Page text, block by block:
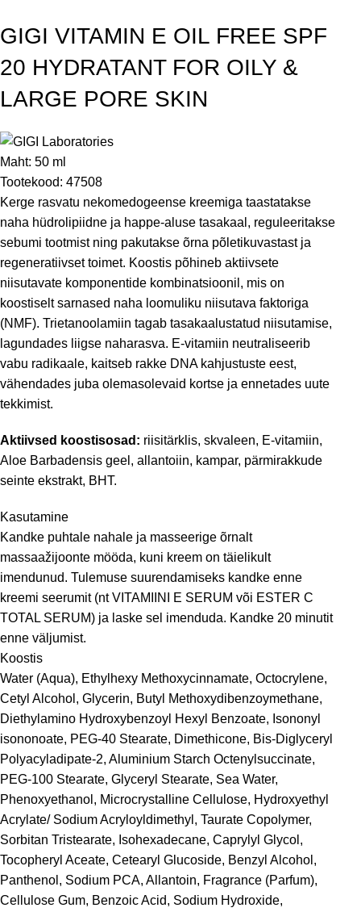
GIGI VITAMIN E OIL FREE SPF
20 HYDRATANT FOR OILY &
LARGE PORE SKIN
Maht: 50 ml
Tootekood:47508
Kerge rasvatu nekomedogeense kreemiga taastatakse
naha hüdrolipiidne ja happe-aluse tasakaal, reguleeritakse
sebumi tootmist ning pakutakse õrna põletikuvastast ja
regeneratiivset toimet. Koostis põhineb aktiivsete
niisutavate komponentide kombinatsioonil, mis on
koostiselt sarnased naha loomuliku niisutava faktoriga
(NMF). Trietanoolamiin tagab tasakaalustatud niisutamise,
lagundades liigse naharasva. E-vitamiin neutraliseerib
vabu radikaale, kaitseb rakke DNA kahjustuste eest,
vähendades juba olemasolevaid kortse ja ennetades uute
tekkimist.
Aktiivsed koostisosad: riisitärklis, skvaleen, E-vitamiin,
Aloe Barbadensis geel, allantoiin, kampar, pärmirakkude
seinte ekstrakt, BHT.
Kasutamine
Kandke puhtale nahale ja masseerige õrnalt
massaažijoonte mööda, kuni kreem on täielikult
imendunud. Tulemuse suurendamiseks kandke enne
kreemi seerumit (ntVITAMIINI E SERUM või ESTER C
TOTAL SERUM) ja laske sel imenduda. Kandke 20 minutit
enne väljumist.
Koostis
Water (Aqua), Ethylhexy Methoxycinnamate, Octocrylene,
Cetyl Alcohol, Glycerin, Butyl Methoxydibenzoymethane,
Diethylamino Hydroxybenzoyl Hexyl Benzoate, Isononyl
isononoate, PEG-40 Stearate, Dimethicone, Bis-Diglyceryl
Polyacyladipate-2, Aluminium Starch Octenylsuccinate,
PEG-100 Stearate, Glyceryl Stearate, Sea Water,
Phenoxyethanol, Microcrystalline Cellulose, Hydroxyethyl
Acrylate/ Sodium Acryloyldimethyl, Taurate Copolymer,
Sorbitan Tristearate, Isohexadecane, Caprylyl Glycol,
Tocopheryl Aceate, Cetearyl Glucoside, Benzyl Alcohol,
Panthenol, Sodium PCA, Allantoin, Fragrance (Parfum),
Cellulose Gum, Benzoic Acid, Sodium Hydroxide,